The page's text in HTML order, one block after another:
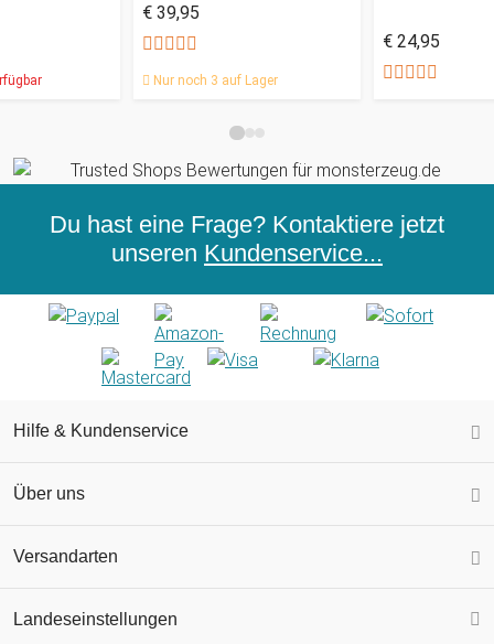
€ 39,95
Nur noch 3 auf Lager
€ 24,95
Du hast eine Frage? Kontaktiere jetzt
unseren Kundenservice...
Hilfe & Kundenservice
Über uns
Versandarten
Landeseinstellungen